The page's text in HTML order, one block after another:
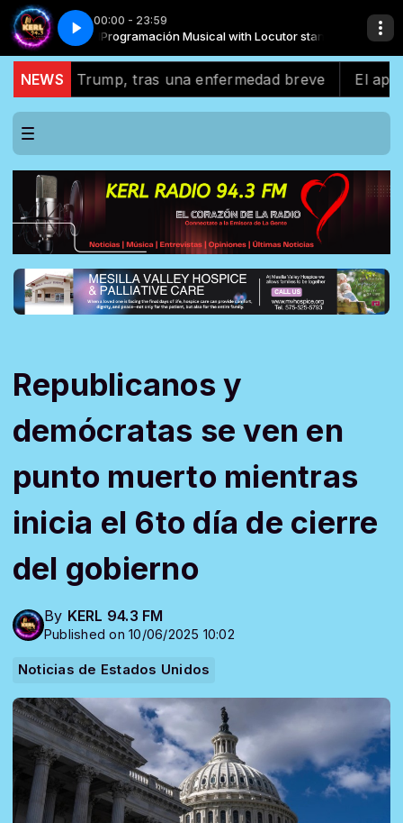
00:00 - 23:59
standardProgramación Musical with Locutor standard
mal amorZafiro Sensual - Recuerdos de un mal amor
NEWS
Trump, tras una enfermedad breve El apoyo
Republicanos y
demócratas se ven en
punto muerto mientras
inicia el 6to día de cierre
del gobierno
By KERL 94.3 FM
Published on 10/06/2025 10:02
Noticias de Estados Unidos